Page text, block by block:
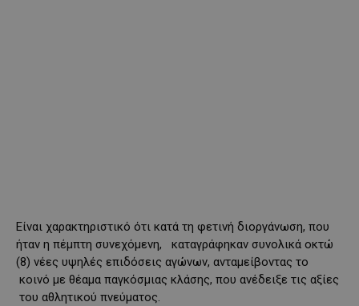
Είναι χαρακτηριστικό ότι κατά τη φετινή διοργάνωση, που
ήταν η πέμπτη συνεχόμενη, καταγράφηκαν συνολικά οκτώ
(8) νέες υψηλές επιδόσεις αγώνων, ανταμείβοντας το
κοινό με θέαμα παγκόσμιας κλάσης, που ανέδειξε τις αξίες
του αθλητικού πνεύματος.